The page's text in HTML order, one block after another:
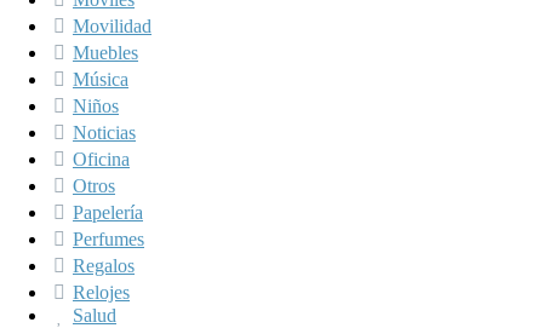
Movilidad
Muebles
Música
Niños
Noticias
Oficina
Otros
Papelería
Perfumes
Regalos
Relojes
Salud